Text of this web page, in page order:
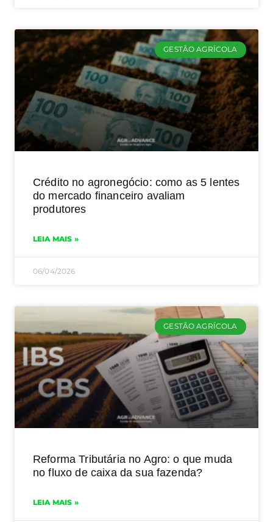
GESTÃO AGRÍCOLA
Crédito no agronegócio: como as 5 lentes
do mercado financeiro avaliam
produtores
LEIA MAIS »
06/04/2026
GESTÃO AGRÍCOLA
Reforma Tributária no Agro: o que muda
no fluxo de caixa da sua fazenda?
LEIA MAIS »